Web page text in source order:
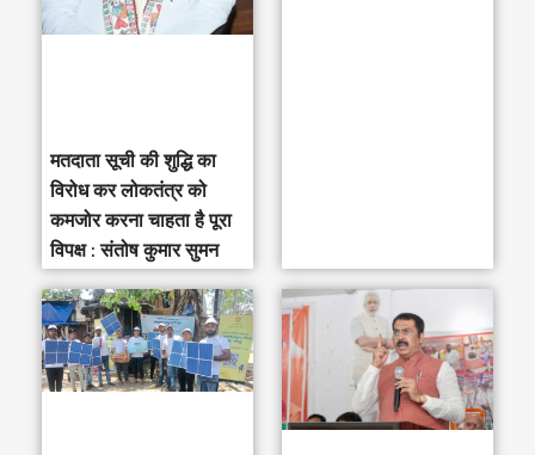
मतदाता सूची की शुद्धि का
विरोध कर लोकतंत्र को
कमजोर करना चाहता है पूरा
विपक्ष : संतोष कुमार सुमन